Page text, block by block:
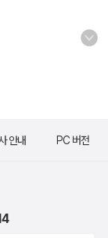
안내 PC 버전